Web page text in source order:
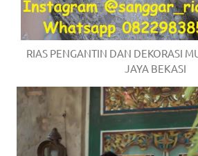
RIAS PENGANTIN DAN DEKORASI
JAYA BEKASI